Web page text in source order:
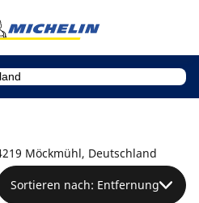
Möckmühl, Deutschland
Sortieren nach: Entfernung